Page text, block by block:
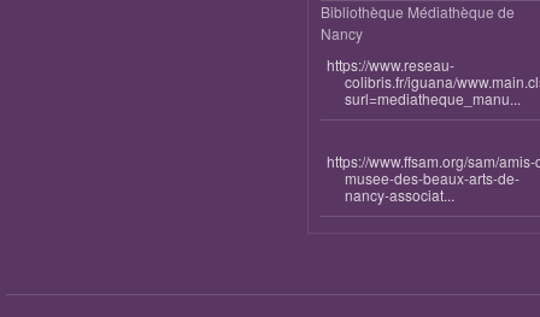
Bibliothèque Médiathèque de
Nancy
https://www.reseau-
colibris.fr/iguana/
surl=mediatheque_manu...
https://www.ffsam.org/sam/amis-
musee-des-beaux-arts-de-
nancy-associat...